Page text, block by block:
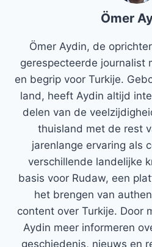
Ömer
Ömer Aydin, de
gerespecteerde journalist
en begrip voor Turkije.
land, heeft Aydin altijd
delen van de
thuisland met de rest
jarenlange ervaring als
verschillende landelijke
basis voor Rudaw, een
het brengen van
content over Turkije. Door
Aydin meer informeren
geschiedenis, nieuws en